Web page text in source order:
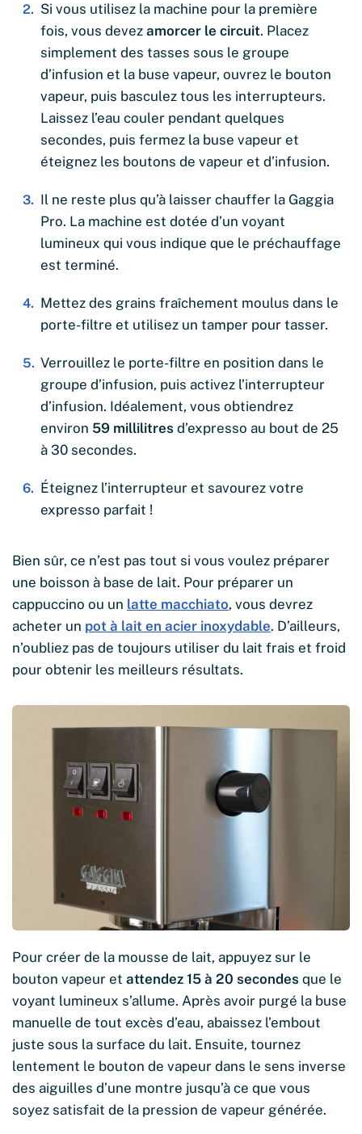
Si vous utilisez la machine pour la première
fois, vous devez amorcer le circuit. Placez
simplement des tasses sous le groupe
d’infusion et la buse vapeur, ouvrez le bouton
vapeur, puis basculez tous les interrupteurs.
Laissez l’eau couler pendant quelques
secondes, puis fermez la buse vapeur et
éteignez les boutons de vapeur et d’infusion.
Il ne reste plus qu’à laisser chauffer la Gaggia
Pro. La machine est dotée d’un voyant
lumineux qui vous indique que le préchauffage
est terminé.
Mettez des grains fraîchement moulus dans le
porte-filtre et utilisez un tamper pour tasser.
Verrouillez le porte-filtre en position dans le
groupe d’infusion, puis activez l’interrupteur
d’infusion. Idéalement, vous obtiendrez
environ 59 millilitres d’expresso au bout de 25
à 30 secondes.
Éteignez l’interrupteur et savourez votre
expresso parfait !
Bien sûr, ce n’est pas tout si vous voulez préparer
une boisson à base de lait. Pour préparer un
cappuccino ou un latte macchiato, vous devrez
acheter un pot à lait en acier inoxydable. D’ailleurs,
n’oubliez pas de toujours utiliser du lait frais et froid
pour obtenir les meilleurs résultats.
Pour créer de la mousse de lait, appuyez sur le
bouton vapeur et attendez 15 à 20 secondes que le
voyant lumineux s’allume. Après avoir purgé la buse
manuelle de tout excès d’eau, abaissez l’embout
juste sous la surface du lait. Ensuite, tournez
lentement le bouton de vapeur dans le sens inverse
des aiguilles d’une montre jusqu’à ce que vous
soyez satisfait de la pression de vapeur générée.